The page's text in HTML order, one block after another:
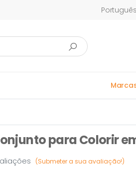
Português
para Colorir
(Submeter a sua avaliação!)